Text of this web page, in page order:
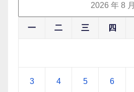
2026 年 8 月
一 二 三 四
3 4 5 6